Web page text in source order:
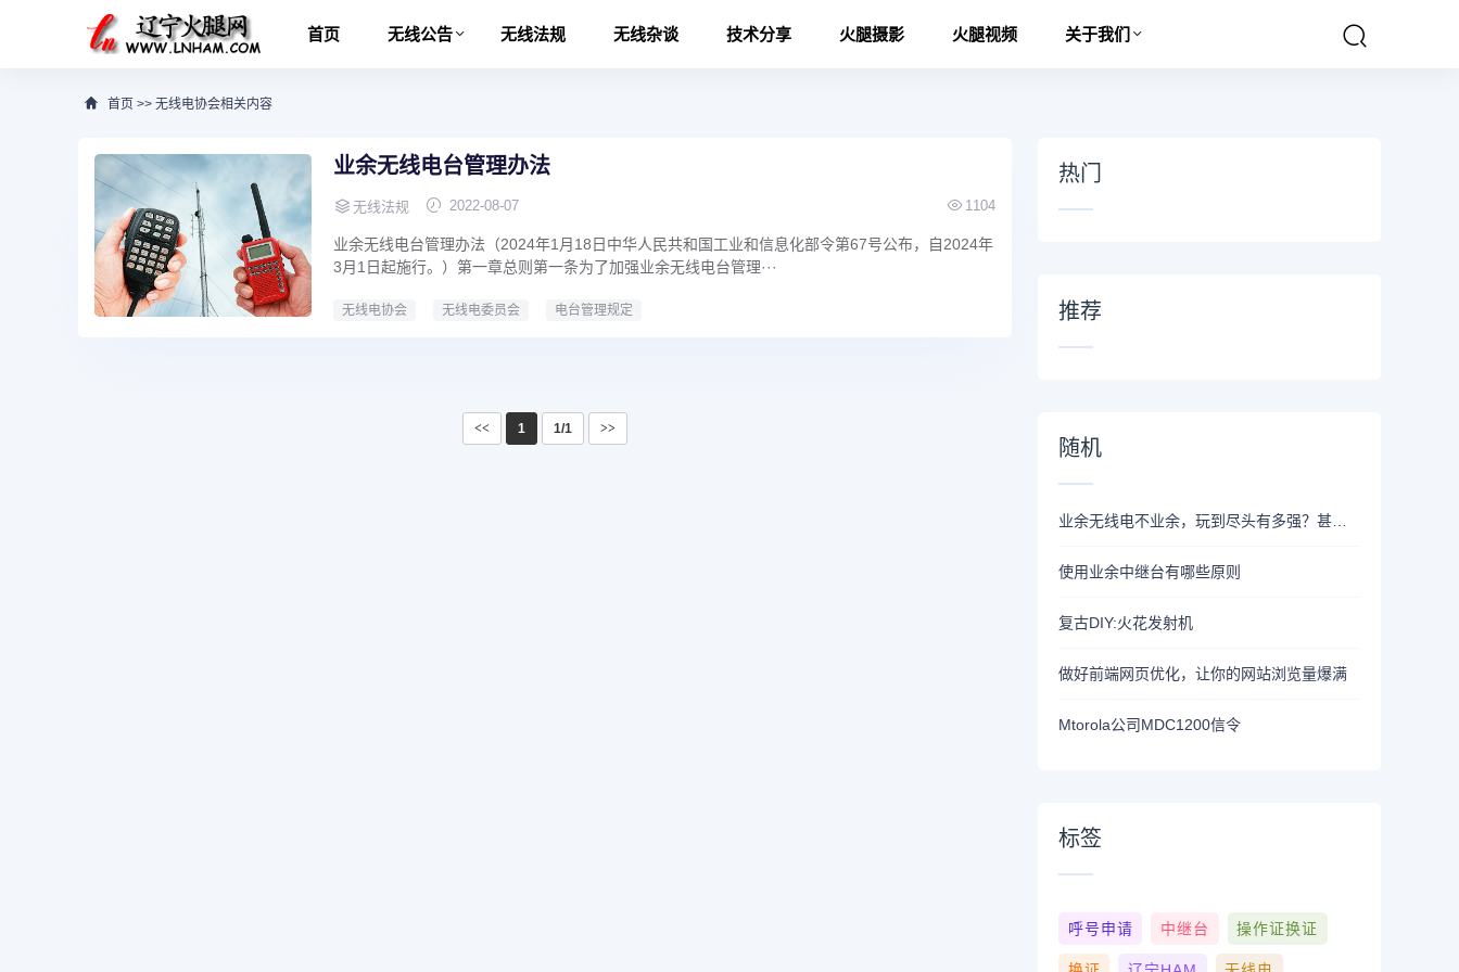
首页 无线公告 无线法规 无线杂谈 技术分享 火腿摄影 火腿视频 关于我们
首页 >> 无线电协会相关内容
业余无线电台管理办法
无线法规 2022-08-07 1104
业余无线电台管理办法（2024年1月18日中华人民共和国工业和信息化部令第67号公布，自2024年
3月1日起施行。）第一章总则第一条为了加强业余无线电台管理···
无线电协会 无线电委员会 电台管理规定
<< 1 1/1 >>
热门
推荐
随机
使用业余中继台有哪些原则
复古DIY:火花发射机
做好前端网页优化，让你的网站浏览量爆满
Mtorola公司MDC1200信令
标签
呼号申请 中继台 操作证换证